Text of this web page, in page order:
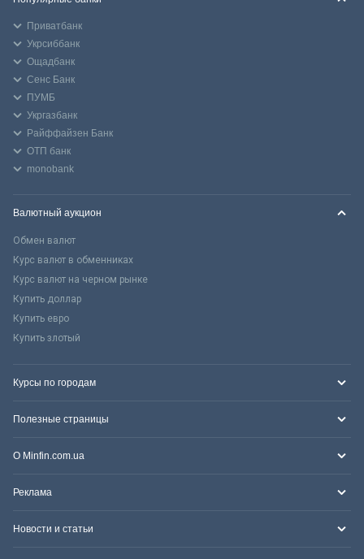
Приватбанк
Укрсиббанк
Ощадбанк
Сенс Банк
ПУМБ
Укргазбанк
Райффайзен Банк
ОТП банк
monobank
Валютный аукцион
Обмен валют
Курс валют в обменниках
Курс валют на черном рынке
Купить доллар
Купить евро
Купить злотый
Курсы по городам
Полезные страницы
О Minfin.com.ua
Реклама
Новости и статьи